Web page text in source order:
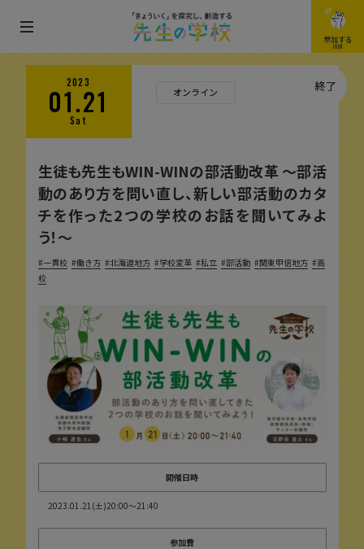
メ
参加する
JOIN
2023
01.21
Sat
オンライン 終了
生徒も先生もWIN-WINの部活動改革 〜部活
動のあり方を問い直し、新しい部活動のカタ
チを作った2つの学校のお話を聞いてみよ
う！〜
一貫校 働き方 北海道地方 学校変革 私立 部活動 関東甲信地方
高
校
開催日時
2023.01.21(土)20:00〜21:40
参加費